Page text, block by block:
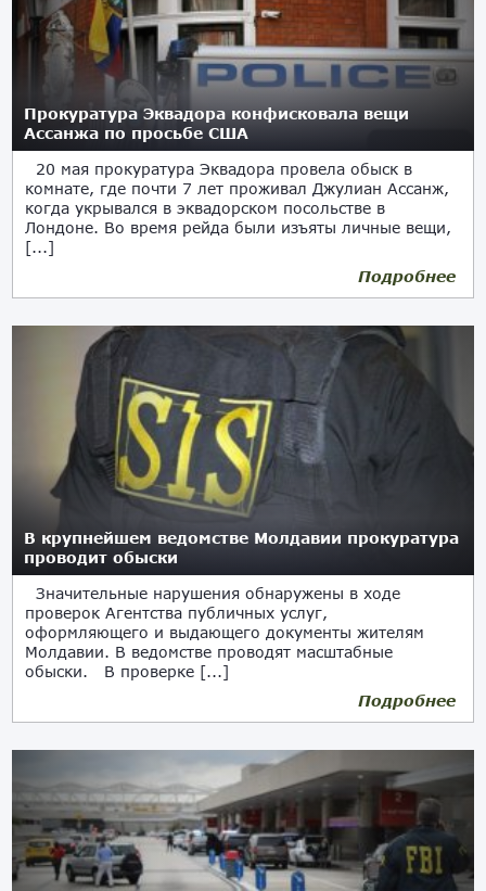
Прокуратура Эквадора конфисковала вещи
Ассанжа по просьбе США
20 мая прокуратура Эквадора провела обыск в
комнате, где почти 7 лет проживал Джулиан Ассанж,
когда укрывался в эквадорском посольстве в
Лондоне. Во время рейда были изъяты личные вещи,
[...]
Подробнее
В крупнейшем ведомстве Молдавии прокуратура
проводит обыски
Значительные нарушения обнаружены в ходе
проверок Агентства публичных услуг,
оформляющего и выдающего документы жителям
Молдавии. В ведомстве проводят масштабные
обыски. В проверке [...]
Подробнее